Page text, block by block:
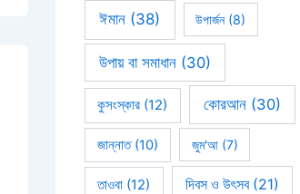
ঈমান (38) উপার্জন(8)
উপায় বা সমাধান(30)
কুসংস্কার (12) কোরআন(30)
জান্নাত(10) জুম'আ(7)
তাওবা (12) দিবস ও উৎসব(21)